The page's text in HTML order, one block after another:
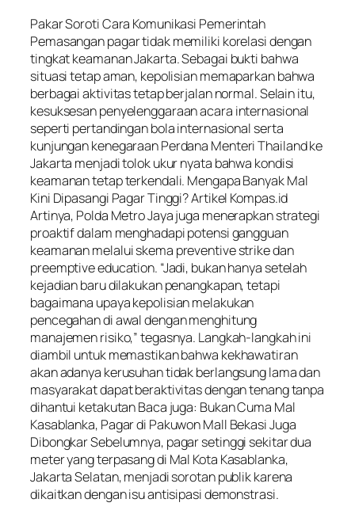
Pakar Soroti Cara Komunikasi Pemerintah
Pemasangan pagar tidak memiliki korelasi dengan
tingkat keamanan Jakarta. Sebagai bukti bahwa
situasi tetap aman, kepolisian memaparkan bahwa
berbagai aktivitas tetap berjalan normal. Selain itu,
kesuksesan penyelenggaraan acara internasional
seperti pertandingan bola internasional serta
kunjungan kenegaraan Perdana Menteri Thailand ke
Jakarta menjadi tolok ukur nyata bahwa kondisi
keamanan tetap terkendali. Mengapa Banyak Mal
Kini Dipasangi Pagar Tinggi? Artikel Kompas.id
Artinya, Polda Metro Jaya juga menerapkan strategi
proaktif dalam menghadapi potensi gangguan
keamanan melalui skema preventive strike dan
preemptive education. “Jadi, bukan hanya setelah
kejadian baru dilakukan penangkapan, tetapi
bagaimana upaya kepolisian melakukan
pencegahan di awal dengan menghitung
manajemen risiko,” tegasnya. Langkah-langkah ini
diambil untuk memastikan bahwa kekhawatiran
akan adanya kerusuhan tidak berlangsung lama dan
masyarakat dapat beraktivitas dengan tenang tanpa
dihantui ketakutan Baca juga: Bukan Cuma Mal
Kasablanka, Pagar di Pakuwon Mall Bekasi Juga
Dibongkar Sebelumnya, pagar setinggi sekitar dua
meter yang terpasang di Mal Kota Kasablanka,
Jakarta Selatan, menjadi sorotan publik karena
dikaitkan dengan isu antisipasi demonstrasi.